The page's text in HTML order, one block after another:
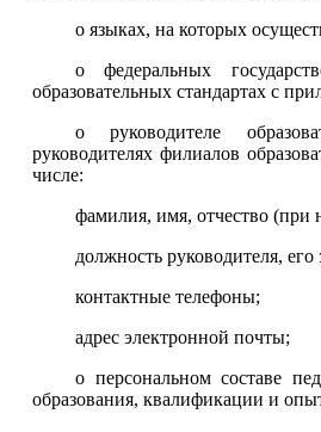
о языках, на которых
о федеральных
образовательных стандартах с
о руководителе
руководителях филиалов
числе:
фамилия, имя, отчество (при
должность руководителя, его
контактные телефоны;
адрес электронной почты;
о персональном составе
образования, квалификации и